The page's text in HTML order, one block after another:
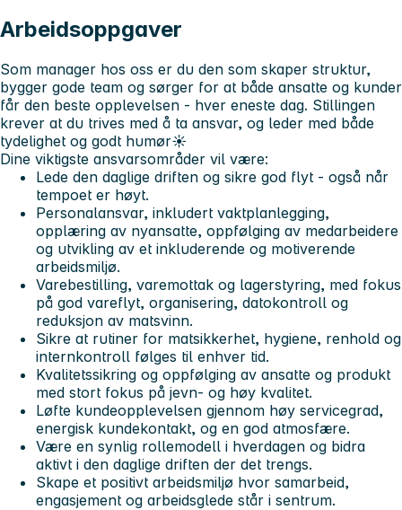
Arbeidsoppgaver
Som manager hos oss er du den som skaper struktur,
bygger gode team og sørger for at både ansatte og kunder
får den beste opplevelsen - hver eneste dag. Stillingen
krever at du trives med å ta ansvar, og leder med både
tydelighet og godt humør☀️
Dine viktigste ansvarsområder vil være:
Lede den daglige driften og sikre god flyt - også når
tempoet er høyt.
Personalansvar, inkludert vaktplanlegging,
opplæring av nyansatte, oppfølging av medarbeidere
og utvikling av et inkluderende og motiverende
arbeidsmiljø.
Varebestilling, varemottak og lagerstyring, med fokus
på god vareflyt, organisering, datokontroll og
reduksjon av matsvinn.
Sikre at rutiner for matsikkerhet, hygiene, renhold og
internkontroll følges til enhver tid.
Kvalitetssikring og oppfølging av ansatte og produkt
med stort fokus på jevn- og høy kvalitet.
Løfte kundeopplevelsen gjennom høy servicegrad,
energisk kundekontakt, og en god atmosfære.
Være en synlig rollemodell i hverdagen og bidra
aktivt i den daglige driften der det trengs.
Skape et positivt arbeidsmiljø hvor samarbeid,
engasjement og arbeidsglede står i sentrum.